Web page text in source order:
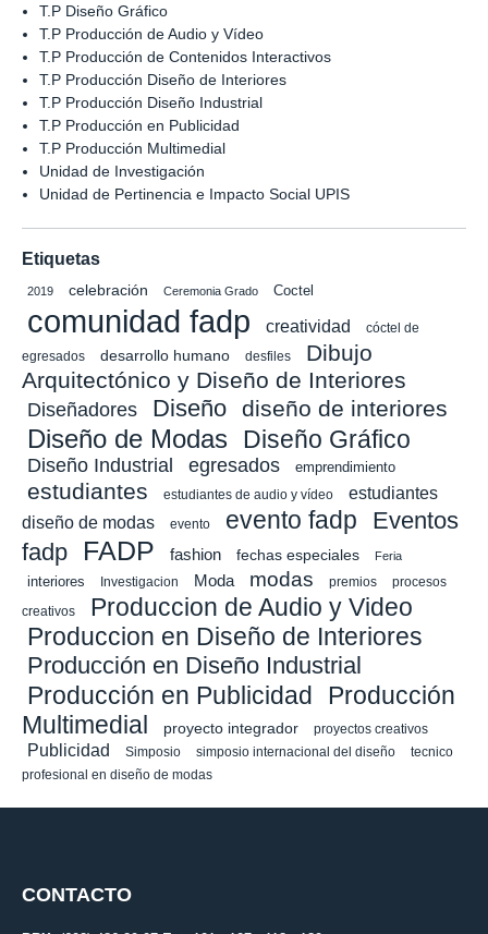
T.P Diseño Gráfico
T.P Producción de Audio y Vídeo
T.P Producción de Contenidos Interactivos
T.P Producción Diseño de Interiores
T.P Producción Diseño Industrial
T.P Producción en Publicidad
T.P Producción Multimedial
Unidad de Investigación
Unidad de Pertinencia e Impacto Social UPIS
Etiquetas
2019 celebración Ceremonia Grado Coctel
comunidad fadp creatividad
cóctel de
egresados
desarrollo humano desfiles
Dibujo
Arquitectónico y Diseño de Interiores
Diseñadores Diseño diseño de interiores
Diseño de Modas Diseño Gráfico
Diseño Industrial egresados emprendimiento
estudiantes estudiantes de audio y vídeo
estudiantes
diseño de modas
evento evento fadp
Eventos
fadp
FADP fashion fechas especiales Feria
interiores Investigacion Moda modas premios procesos
creativos Produccion de Audio y Video
Produccion en Diseño de Interiores
Producción en Diseño Industrial
Producción en Publicidad
Producción
Multimedial
proyecto integrador proyectos creativos
Publicidad Simposio simposio internacional del diseño
tecnico
profesional en diseño de modas
CONTACTO